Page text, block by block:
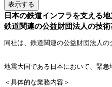
表示する
日本の鉄道インフラを支える
鉄道関連の公益財団法人の技
同社は、鉄道関連の公益財団法人
地震大国である日本において、緊
＜具体的な業務内容＞